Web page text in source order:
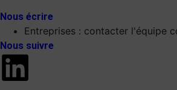
Nous écrire
Entreprises : contacter l'équipe
Nous suivre